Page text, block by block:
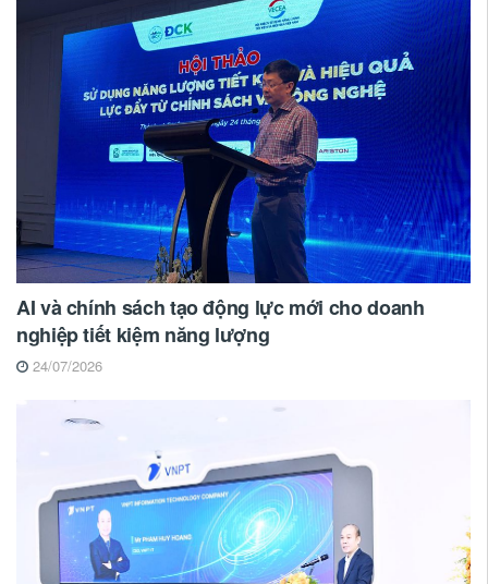
AI và chính sách tạo động lực mới cho doanh
nghiệp tiết kiệm năng lượng
24/07/2026